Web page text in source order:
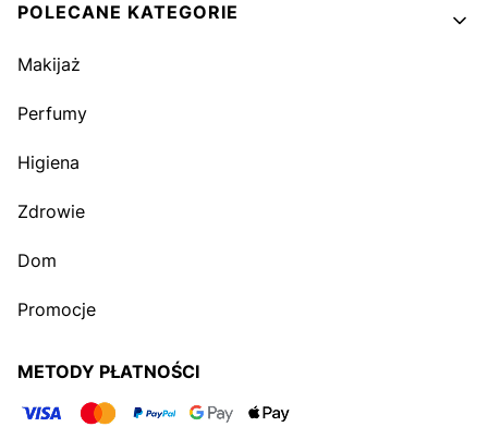
POLECANE KATEGORIE
Makijaż
Perfumy
Higiena
Zdrowie
Dom
Promocje
METODY PŁATNOŚCI